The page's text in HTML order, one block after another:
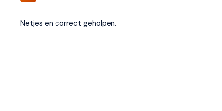
Netjes en correct geholpen.